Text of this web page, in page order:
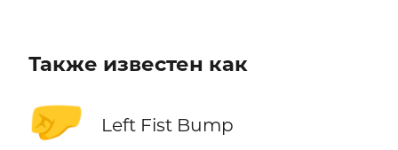
Также известен как
🤛 Left Fist Bump